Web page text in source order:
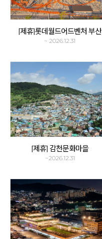
[제휴]롯데월드어드벤처 부산
~ 2026.12.31
[제휴] 감천문화마을
~2026.12.31